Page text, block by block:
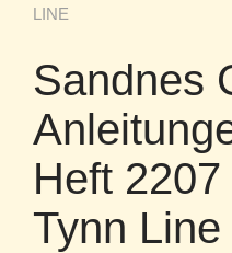
LINE
Sandnes
Heft
Tynn Line